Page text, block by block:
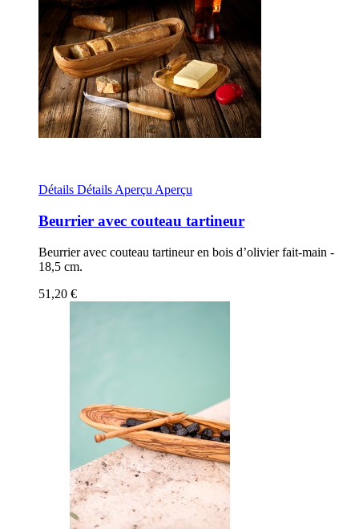
Détails Détails Aperçu Aperçu
Beurrier avec couteau tartineur
Beurrier avec couteau tartineur en bois d’olivier fait-main -
18,5 cm.
51,20 €